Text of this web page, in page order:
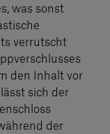
was sonst
verrutscht
den Inhalt vor
sich der
der